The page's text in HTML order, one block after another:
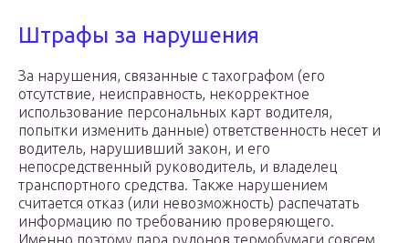
Штрафы за нарушения
За нарушения, связанные с тахографом (его
отсутствие, неисправность, некорректное
использование персональных карт водителя,
попытки изменить данные) ответственность несет и
водитель, нарушивший закон, и его
непосредственный руководитель, и владелец
транспортного средства. Также нарушением
считается отказ (или невозможность) распечатать
информацию по требованию проверяющего.
Именно поэтому пара рулонов термобумаги совсем